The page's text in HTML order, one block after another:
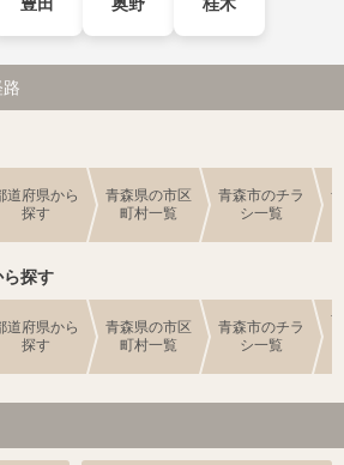
道府県から
探す
青森県の市区
町村一覧
青森市のチラ
シ一覧
探す
道府県から
探す
青森県の市区
町村一覧
青森市のチラ
シ一覧